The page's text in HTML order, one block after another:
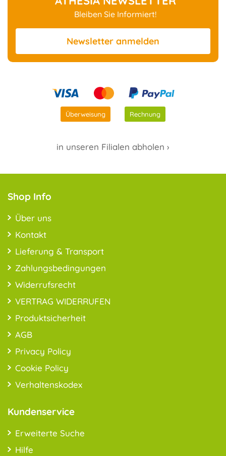
Bleiben Sie Informiert!
Newsletter anmelden
Überweisung Rechnung
in unseren Filialen abholen ›
Shop Info
Über uns
Kontakt
Lieferung & Transport
Zahlungsbedingungen
Widerrufsrecht
VERTRAG WIDERRUFEN
Produktsicherheit
AGB
Privacy Policy
Cookie Policy
Verhaltenskodex
Kundenservice
Erweiterte Suche
Hilfe